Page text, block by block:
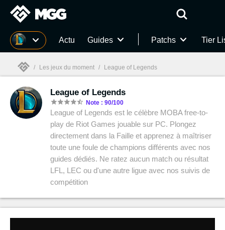
MGG Actu Guides Patchs Tier
MGG
/ Les jeux du moment / League of Legends
League of Legends
Note : 90/100
League of Legends est le célèbre MOBA free-to-
play de Riot Games jouable sur PC. Plongez
directement dans la Faille et apprenez à maîtriser
toute une foule de champions différents avec nos
guides dédiés. Ne ratez aucun match ou résultat
LFL, LEC ou d'une autre ligue avec nos suivis de
compétition